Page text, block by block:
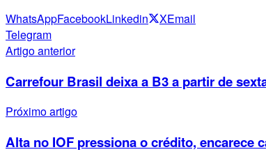
WhatsAppFacebookLinkedin XEmail
Telegram
Artigo anterior
Carrefour Brasil deixa a B3 a partir de
Próximo artigo
Alta no IOF pressiona o crédito, encarece